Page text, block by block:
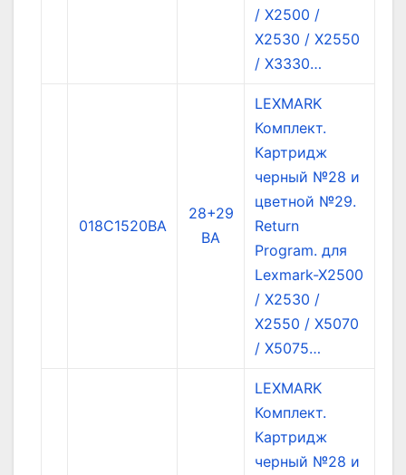
/ X2500 /
X2530 / X2550
/ X3330…
018C1520BA
28+29
BA
LEXMARK
Комплект.
Картридж
черный №28 и
цветной №29.
Return
Program. для
Lexmark-X2500
/ X2530 /
X2550 / X5070
/ X5075…
LEXMARK
Комплект.
Картридж
черный №28 и